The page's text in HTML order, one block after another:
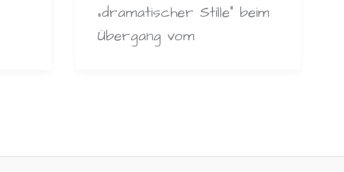
„dramatischer Stille“ beim
Übergang vom